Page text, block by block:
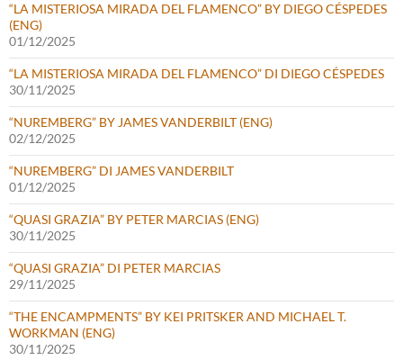
“LA MISTERIOSA MIRADA DEL FLAMENCO” BY DIEGO CÉSPEDES
(ENG)
01/12/2025
“LA MISTERIOSA MIRADA DEL FLAMENCO” DI DIEGO CÉSPEDES
30/11/2025
“NUREMBERG” BY JAMES VANDERBILT (ENG)
02/12/2025
“NUREMBERG” DI JAMES VANDERBILT
01/12/2025
“QUASI GRAZIA” BY PETER MARCIAS (ENG)
30/11/2025
“QUASI GRAZIA” DI PETER MARCIAS
29/11/2025
“THE ENCAMPMENTS” BY KEI PRITSKER AND MICHAEL T.
WORKMAN (ENG)
30/11/2025